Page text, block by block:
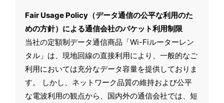
Fair Usage Policy（データ通信の公平な利用のた
めの方針）による通信会社のパケット利用制限
当社の定額制データ通信商品「Wi-Fiルーターレン
タル」は、現地回線の直接利用により、一般的なご
利用においては充分なデータ容量を提供しておりま
す。 しかし、ネットワーク品質の維持および公平
な電波利用の観点から、国内外の通信会社では、短